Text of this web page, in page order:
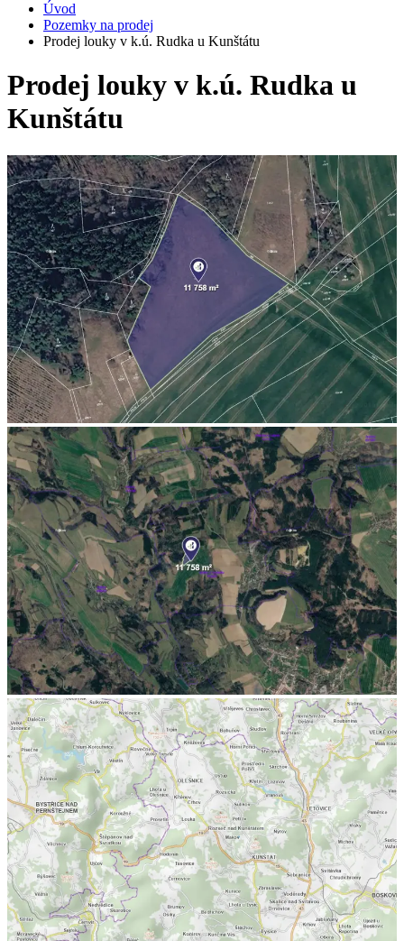
Úvod
Pozemky na prodej
Prodej louky v k.ú. Rudka u Kunštátu
Prodej louky v k.ú. Rudka u
Kunštátu